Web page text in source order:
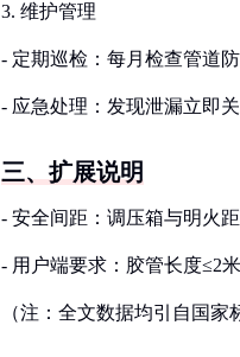
3. 维护管理
- 定期巡检：每月检查管道
- 应急处理：发现泄漏立即
三、扩展说明
- 安全间距：调压箱与明火距
- 用户端要求：胶管长度≤2
（注：全文数据均引自国